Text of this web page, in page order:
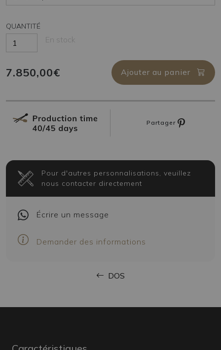
QUANTITÉ
En stock
7.850,00€ Ajouter au panier
Partager
Pour d'autres personnalisations, veuillez
nous contacter directement
Écrire un message
Demander des informations
DOS